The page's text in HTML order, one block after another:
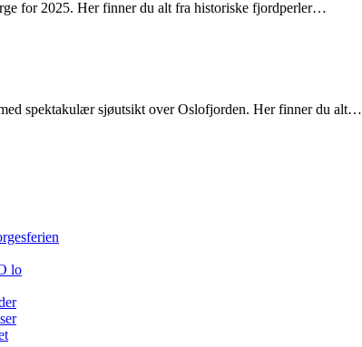
for 2025. Her finner du alt fra historiske fjordperler…
spektakulær sjøutsikt over Oslofjorden. Her finner du alt…
lo